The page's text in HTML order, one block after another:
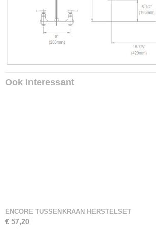
Ook interessant
ENCORE TUSSENKRAAN HERSTELSET
€ 57,20